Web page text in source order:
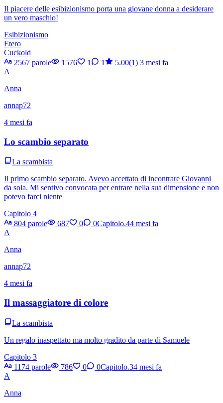
Il piacere delle esibizionismo porta una giovane donna a desiderare
un vero maschio!
Esibizionismo
Etero
Cuckold
2567 parole
1576 1 1 5.00(1) 3 mesi fa
A
Anna
annap72
4 mesi fa
Lo scambio separato
La scambista
Il primo scambio separato. Avevo accettato di incontrare Giovanni
da sola. Mi sentivo convocata per entrare nella sua dimensione e non
potevo farci niente
Capitolo 4
804 parole
687 0 0Capitolo.44 mesi fa
A
Anna
annap72
4 mesi fa
Il massaggiatore di colore
La scambista
Un regalo inaspettato ma molto gradito da parte di Samuele
Capitolo 3
1174 parole
786 0 0Capitolo.34 mesi fa
A
Anna